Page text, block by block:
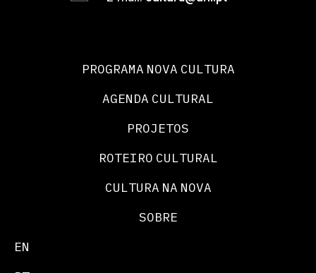
PROGRAMA NOVA CULTURA
AGENDA CULTURAL
PROJETOS
ROTEIRO CULTURAL
CULTURA NA NOVA
SOBRE
EN